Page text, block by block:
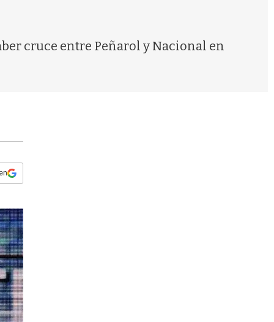
cruce entre Peñarol y Nacional en